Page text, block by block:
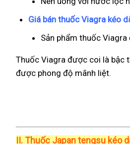
Giá bán thuốc Viagra kéo
Sản phẩm thuốc
Thuốc Viagra được coi là bậc
được phong độ mãnh liệt.
II. Thuốc Japan tengsu kéo